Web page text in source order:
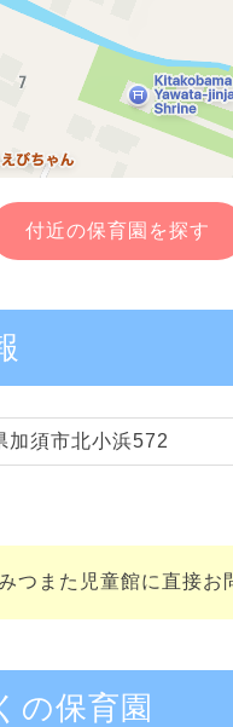
付近の保育園を探す
加須市北小浜572
つまた児童館に直接お
の保育園